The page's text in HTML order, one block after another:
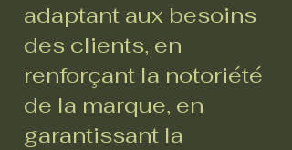
adaptant aux besoins
des clients, en
renforçant la notoriété
de la marque, en
garantissant la